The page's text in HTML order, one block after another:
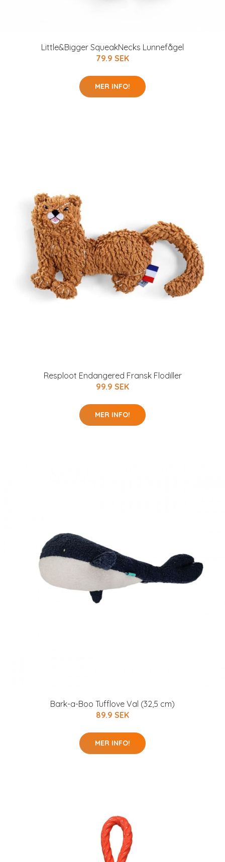
Little&Bigger SqueakNecks Lunnefågel
79.9 SEK
MER INFO!
Resploot Endangered Fransk Flodiller
99.9 SEK
MER INFO!
Bark-a-Boo Tufflove Val (32,5 cm)
89.9 SEK
MER INFO!